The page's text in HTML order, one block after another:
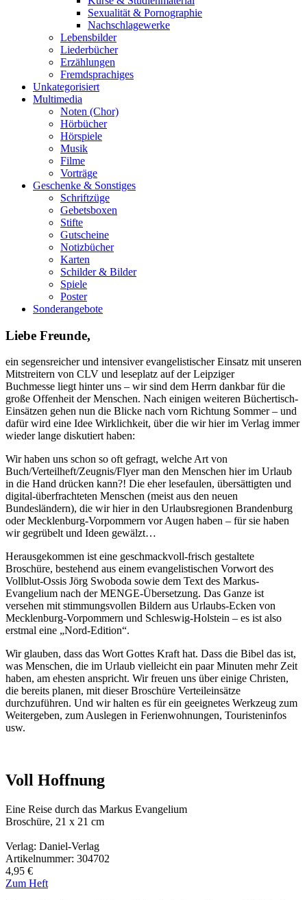
Sexualität & Pornographie
Nachschlagewerke
Lebensbilder
Liederbücher
Erzählungen
Fremdsprachiges
Unkategorisiert
Multimedia
Noten (Chor)
Hörbücher
Hörspiele
Musik
Filme
Vorträge
Geschenke & Sonstiges
Schriftzüge
Gebetsboxen
Stifte
Gutscheine
Notizbücher
Karten
Schilder & Bilder
Spiele
Poster
Sonderangebote
Liebe Freunde,
ein segensreicher und intensiver evangelistischer Einsatz mit unseren
Mitstreitern von CLV und leseplatz auf der Leipziger
Buchmesse liegt hinter uns – wir sind dem Herrn dankbar für die
große Offenheit der Menschen. Nach einigen weiteren Büchertisch-
Einsätzen gehen nun die Blicke nach vorn Richtung Sommer – und
dafür wird eine Idee Wirklichkeit, über die wir hier im Verlag immer
wieder lange diskutiert haben:
Wir haben uns schon so oft gefragt, welche Art von
Buch/Verteilheft/Zeugnis/Flyer man den Menschen hier im Urlaub
in die Hand drücken kann?! Die eher lesefaulen, übersättigten und
digital-überfrachteten Menschen (meist aus den neuen
Bundesländern), die wir hier in den Urlaubsregionen Brandenburg
oder Mecklenburg-Vorpommern vor Augen haben – für sie haben
wir gegrübelt und Ideen gewälzt…
Herausgekommen ist eine geschmackvoll-frisch gestaltete
Broschüre, bestehend aus einem evangelistischen Vorwort des
Vollblut-Ossis Jörg Swoboda sowie dem Text des Markus-
Evangelium nach der MENGE-Übersetzung. Das Ganze ist
versehen mit stimmungsvollen Bildern aus Urlaubs-Ecken von
Mecklenburg-Vorpommern und Schleswig-Holstein – es ist also
erstmal eine „Nord-Edition“.
Wir glauben, dass das Wort Gottes Kraft hat. Dass die Bibel das ist,
was Menschen, die im Urlaub vielleicht ein paar Minuten mehr Zeit
haben, am ehesten anspricht. Wir freuen uns über einige Christen,
die bereits planen, mit dieser Broschüre Verteileinsätze
durchzuführen. Und wir halten es für ein geeignetes Werkzeug zum
Weitergeben, zum Auslegen in Ferienwohnungen, Touristeninfos
usw.
Voll Hoffnung
Eine Reise durch das Markus Evangelium
Broschüre, 21 x 21 cm
Verlag: Daniel-Verlag
Artikelnummer: 304702
4,95 €
Zum Heft